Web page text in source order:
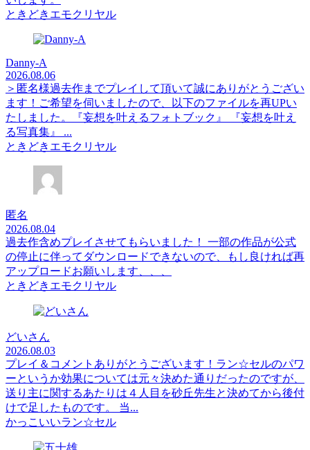
ときどきエモクリヤル
Danny-A
2026.08.06
＞匿名様過去作までプレイして頂いて誠にありがとうござい
ます！ご希望を伺いましたので、以下のファイルを再UPい
たしました。『妄想を叶えるフォトブック』 『妄想を叶え
る写真集』 ...
ときどきエモクリヤル
匿名
2026.08.04
過去作含めプレイさせてもらいました！ 一部の作品が公式
の停止に伴ってダウンロードできないので、もし良ければ再
アップロードお願いします、、、
ときどきエモクリヤル
どいさん
2026.08.03
プレイ＆コメントありがとうございます！ラン☆セルのパワ
ーというか効果については元々決めた通りだったのですが、
送り主に関するあたりは４人目を砂丘先生と決めてから後付
けで足したものです。 当...
かっこいいラン☆セル